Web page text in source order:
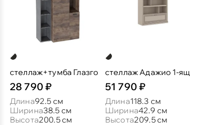
стеллаж+тумба Глазго
28 790 ₽
Длина92.5 см
Ширина38.5 см
Высота200.5 см
стеллаж Адажио 1-ящ
51 790 ₽
Длина118.3 см
Ширина42.9 см
Высота209.5 см